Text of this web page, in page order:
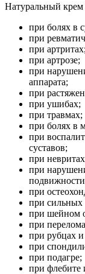
Натуральный крем
при болях в
при
при артритах;
при артрозе;
при
аппарата;
при
при ушибах;
при травмах;
при болях в
при
суставов;
при
при
при
при сильных
при шейном
при
при рубцах
при
при подагре;
при флебите